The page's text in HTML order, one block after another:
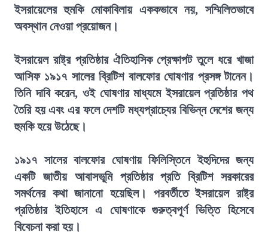
ইসরায়েলের হুমকি মোকাবিলায় এককভাবে নয়, সম্মিলিতভাবে
অবস্থান নেওয়া প্রয়োজন।
ইসরায়েল রাষ্ট্র প্রতিষ্ঠার ঐতিহাসিক প্রেক্ষাপট তুলে ধরে খাজা
আসিফ ১৯১৭ সালের ব্রিটিশ বালফোর ঘোষণার প্রসঙ্গ টানেন।
তিনি দাবি করেন, ওই ঘোষণার মাধ্যমে ইসরায়েল প্রতিষ্ঠার পথ
তৈরি হয় এবং এর ফলে দেশটি মধ্যপ্রাচ্যের বিভিন্ন দেশের জন্য
হুমকি হয়ে উঠেছে।
১৯১৭ সালের বালফোর ঘোষণায় ফিলিস্তিনে ইহুদিদের জন্য
একটি জাতীয় আবাসভূমি প্রতিষ্ঠার প্রতি ব্রিটিশ সরকারের
সমর্থনের কথা জানানো হয়েছিল। পরবর্তীতে ইসরায়েল রাষ্ট্র
প্রতিষ্ঠার ইতিহাসে এ ঘোষণাকে গুরুত্বপূর্ণ ভিত্তি হিসেবে
বিবেচনা করা হয়।